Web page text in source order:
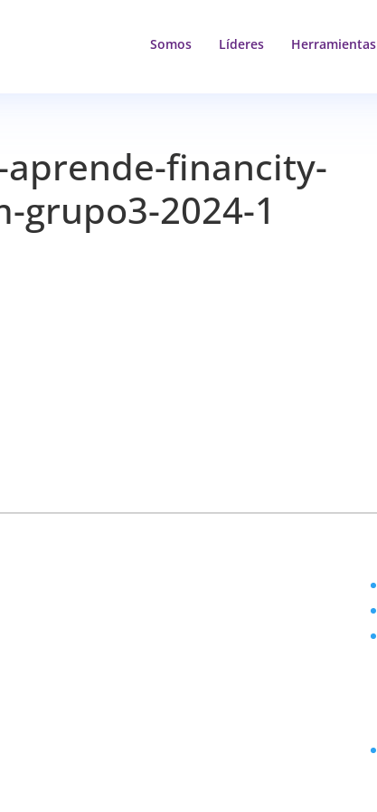
Somos Líderes Herramientas
financity-
grupo3-2024-1